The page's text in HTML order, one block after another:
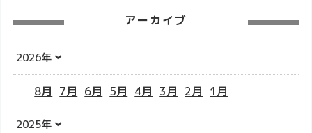
アーカイブ
2026年
8月 7月 6月 5月 4月 3月 2月 1月
2025年